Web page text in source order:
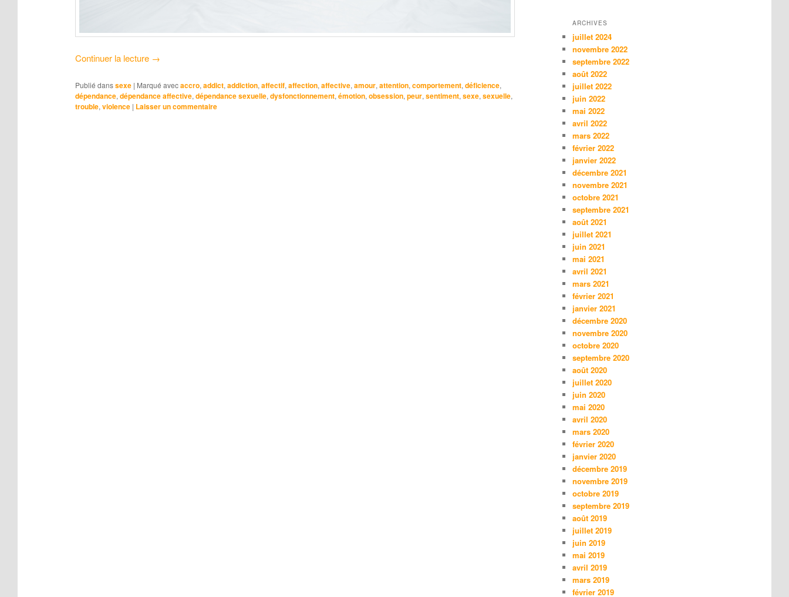
Continuer la lecture →
Publié dans sexe | Marqué avec accro, addict, addiction, affectif, affection, affective, amour, attention, comportement, déficience,
dépendance, dépendance affective, dépendance sexuelle, dysfonctionnement, émotion, obsession, peur, sentiment, sexe, sexuelle,
trouble, violence | Laisser un commentaire
ARCHIVES
juillet 2024
novembre 2022
septembre 2022
août 2022
juillet 2022
juin 2022
mai 2022
avril 2022
mars 2022
février 2022
janvier 2022
décembre 2021
novembre 2021
octobre 2021
septembre 2021
août 2021
juillet 2021
juin 2021
mai 2021
avril 2021
mars 2021
février 2021
janvier 2021
décembre 2020
novembre 2020
octobre 2020
septembre 2020
août 2020
juillet 2020
juin 2020
mai 2020
avril 2020
mars 2020
février 2020
janvier 2020
décembre 2019
novembre 2019
octobre 2019
septembre 2019
août 2019
juillet 2019
juin 2019
mai 2019
avril 2019
mars 2019
février 2019